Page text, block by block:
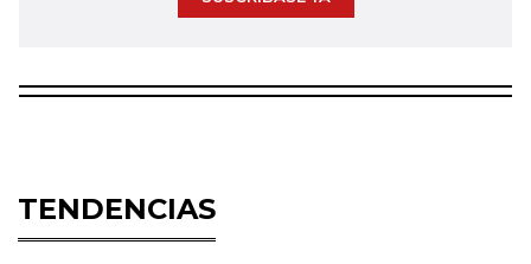
TENDENCIAS